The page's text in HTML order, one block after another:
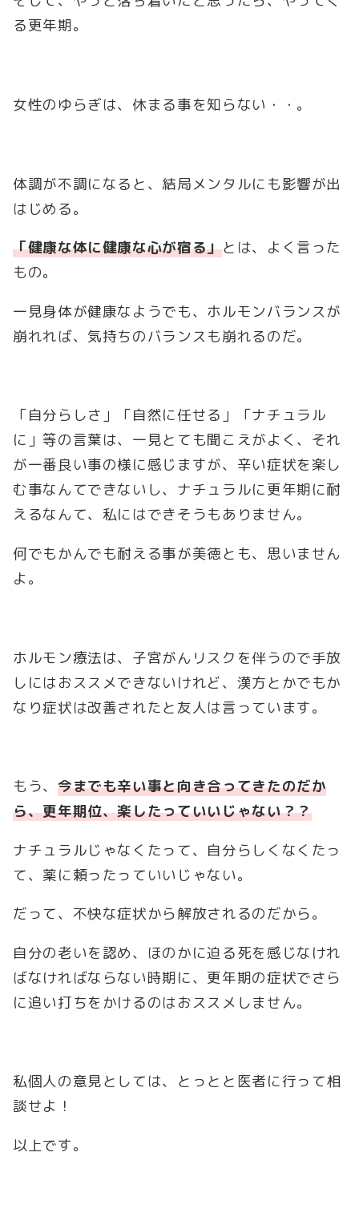
る更年期。
女性のゆらぎは、休まる事を知らない・・。
体調が不調になると、結局メンタルにも影響が出
はじめる。
「健康な体に健康な心が宿る」とは、よく言った
もの。
一見身体が健康なようでも、ホルモンバランスが
崩れれば、気持ちのバランスも崩れるのだ。
「自分らしさ」「自然に任せる」「ナチュラル
に」等の言葉は、一見とても聞こえがよく、それ
が一番良い事の様に感じますが、辛い症状を楽し
む事なんてできないし、ナチュラルに更年期に耐
えるなんて、私にはできそうもありません。
何でもかんでも耐える事が美徳とも、思いません
よ。
ホルモン療法は、子宮がんリスクを伴うので手放
しにはおススメできないけれど、漢方とかでもか
なり症状は改善されたと友人は言っています。
もう、 今までも辛い事と向き合ってきたのだか
ら、更年期位、楽したっていいじゃない？？
ナチュラルじゃなくたって、自分らしくなくたっ
て、薬に頼ったっていいじゃない。
だって、不快な症状から解放されるのだから。
自分の老いを認め、ほのかに迫る死を感じなけれ
ばなければならない時期に、更年期の症状でさら
に追い打ちをかけるのはおススメしません。
私個人の意見としては、とっとと医者に行って相
談せよ！
以上です。